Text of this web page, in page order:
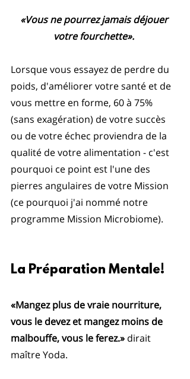
«Vous ne pourrez jamais déjouer
votre fourchette».
Lorsque vous essayez de perdre du
poids, d'améliorer votre santé et de
vous mettre en forme, 60 à 75%
(sans exagération) de votre succès
ou de votre échec proviendra de la
qualité de votre alimentation - c'est
pourquoi ce point est l'une des
pierres angulaires de votre Mission
(ce pourquoi j'ai nommé notre
programme Mission Microbiome).
La Préparation Mentale!
«Mangez plus de vraie nourriture,
vous le devez et mangez moins de
malbouffe, vous le ferez.» dirait
maître Yoda.